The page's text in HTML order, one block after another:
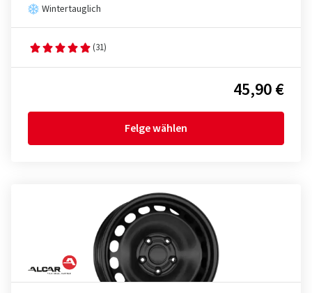
Wintertauglich
(31)
45,90 €
Felge wählen